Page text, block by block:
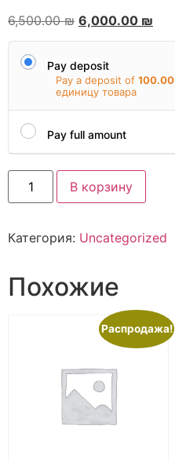
6,500.00₪ 6,000.00 ₪
Pay deposit
Pay a deposit of 100.00
единицу товара
Pay full amount
В корзину
Категория: Uncategorized
Похожие
Распродажа!